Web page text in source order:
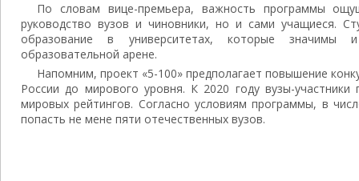
По словам вице-премьера, важность программы
руководство вузов и чиновники, но и сами учащиеся.
образование в университетах, которые значимы
образовательной арене.
Напомним, проект «5-100» предполагает повышение
России до мирового уровня. К 2020 году вузы-
мировых рейтингов. Согласно условиям программы, в
попасть не мене пяти отечественных вузов.